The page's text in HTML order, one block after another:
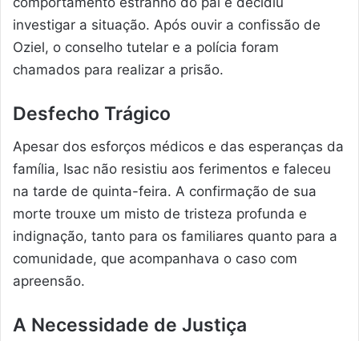
investigar a situação. Após ouvir a confissão de
Oziel, o conselho tutelar e a polícia foram
chamados para realizar a prisão.
Desfecho Trágico
Apesar dos esforços médicos e das esperanças da
família, Isac não resistiu aos ferimentos e faleceu
na tarde de quinta-feira. A confirmação de sua
morte trouxe um misto de tristeza profunda e
indignação, tanto para os familiares quanto para a
comunidade, que acompanhava o caso com
apreensão.
A Necessidade de Justiça